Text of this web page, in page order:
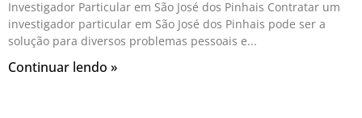
Investigador Particular em São José dos Pinhais Contratar um
investigador particular em São José dos Pinhais pode ser a
solução para diversos problemas pessoais e
Continuar lendo »